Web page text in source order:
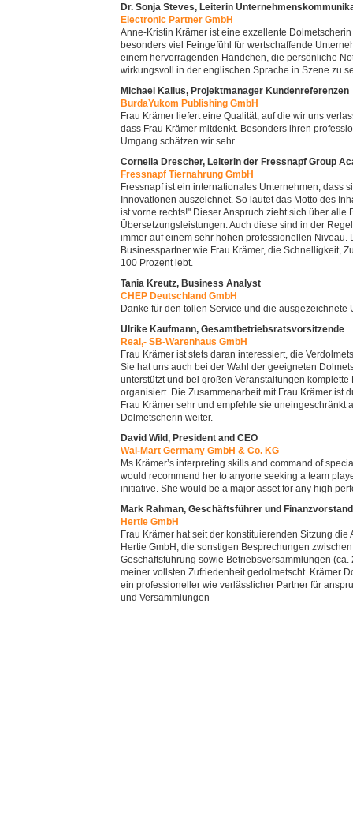
Dr. Sonja Steves, Leiterin
Electronic Partner GmbH
Anne-Kristin Krämer ist eine exzellente
besonders viel Feingefühl für wertschaffende
einem hervorragenden Händchen, die persönliche
wirkungsvoll in der englischen Sprache in Szene zu
Michael Kallus, Projektmanager Kundenreferenzen
BurdaYukom Publishing GmbH
Frau Krämer liefert eine Qualität, auf die wir uns
dass Frau Krämer mitdenkt. Besonders ihren
Umgang schätzen wir sehr.
Cornelia Drescher, Leiterin der Fressnapf Group
Fressnapf Tiernahrung GmbH
Fressnapf ist ein internationales Unternehmen, dass
Innovationen auszeichnet. So lautet das Motto des
ist vorne rechts!" Dieser Anspruch zieht sich über alle
Übersetzungsleistungen. Auch diese sind in der
immer auf einem sehr hohen professionellen Niveau.
Businesspartner wie Frau Krämer, die Schnelligkeit,
100 Prozent lebt.
Tania Kreutz, Business Analyst
CHEP Deutschland GmbH
Danke für den tollen Service und die ausgezeichnete
Ulrike Kaufmann, Gesamtbetriebsratsvorsitzende
Real,- SB-Warenhaus GmbH
Frau Krämer ist stets daran interessiert, die
Sie hat uns auch bei der Wahl der geeigneten
unterstützt und bei großen Veranstaltungen komplette
organisiert. Die Zusammenarbeit mit Frau Krämer ist
Frau Krämer sehr und empfehle sie uneingeschränkt
Dolmetscherin weiter.
David Wild, President and CEO
Wal-Mart Germany GmbH & Co. KG
Ms Krämer’s interpreting skills and command of
would recommend her to anyone seeking a team
initiative. She would be a major asset for any high
Mark Rahman, Geschäftsführer und Finanzvorstand
Hertie GmbH
Frau Krämer hat seit der konstituierenden Sitzung die
Hertie GmbH, die sonstigen Besprechungen
Geschäftsführung sowie Betriebsversammlungen (ca.
meiner vollsten Zufriedenheit gedolmetscht. Krämer
ein professioneller wie verlässlicher Partner für
und Versammlungen